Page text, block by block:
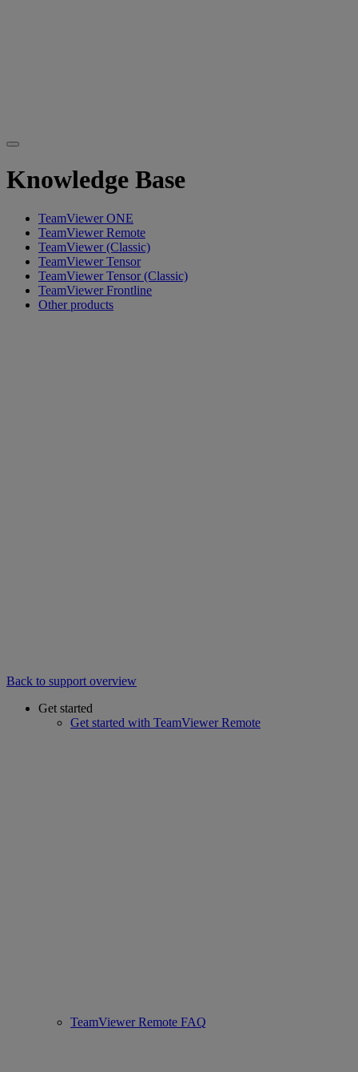
Knowledge Base
TeamViewer ONE
TeamViewer Remote
TeamViewer (Classic)
TeamViewer Tensor
TeamViewer Tensor (Classic)
TeamViewer Frontline
Other products
Back to support overview
Get started
Get started with TeamViewer Remote
TeamViewer Remote FAQ